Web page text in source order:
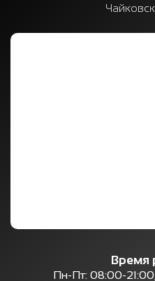
Время
Пн-Пт: 08:00-